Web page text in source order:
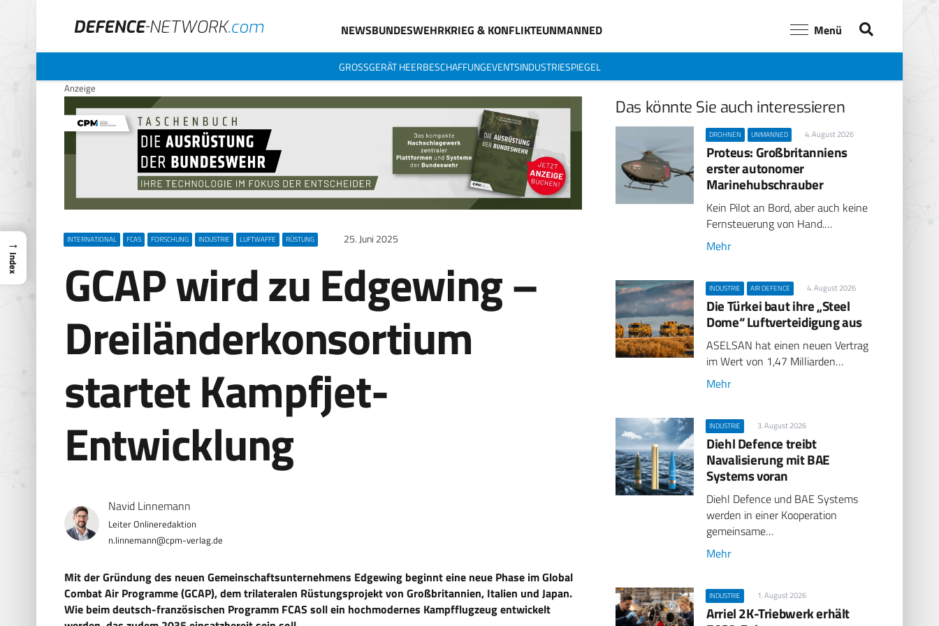
NEWSBUNDESWEHRKRIEG & KONFLIKTEUNMANNED Menü
GROSSGERÄT HEERBESCHAFFUNGEVENTSINDUSTRIESPIEGEL
Anzeige
INTERNATIONAL FCAS FORSCHUNG INDUSTRIE LUFTWAFFE RÜSTUNG 25. Juni 2025
GCAP wird zu Edgewing –
Dreiländerkonsortium
startet Kampfjet-
Entwicklung
Navid Linnemann
Leiter Onlineredaktion
n.linnemann@cpm-verlag.de
Mit der Gründung des neuen Gemeinschaftsunternehmens Edgewing beginnt eine neue Phase im Global
Combat Air Programme (GCAP), dem trilateralen Rüstungsprojekt von Großbritannien, Italien und Japan.
Wie beim deutsch-französischen Programm FCAS soll ein hochmodernes Kampfflugzeug entwickelt
Das könnte Sie auch interessieren
DROHNEN UNMANNED 4. August 2026
Proteus: Großbritanniens
erster autonomer
Marinehubschrauber
Kein Pilot an Bord, aber auch keine
Fernsteuerung von Hand.…
Mehr
INDUSTRIE AIR DEFENCE 4. August 2026
Die Türkei baut ihre „Steel
Dome“ Luftverteidigung aus
ASELSAN hat einen neuen Vertrag
im Wert von 1,47 Milliarden…
Mehr
INDUSTRIE 3. August 2026
Diehl Defence treibt
Navalisierung mit BAE
Systems voran
Diehl Defence und BAE Systems
werden in einer Kooperation
gemeinsame…
Mehr
INDUSTRIE 1. August 2026
Arriel 2K-Triebwerk erhält
→
Index